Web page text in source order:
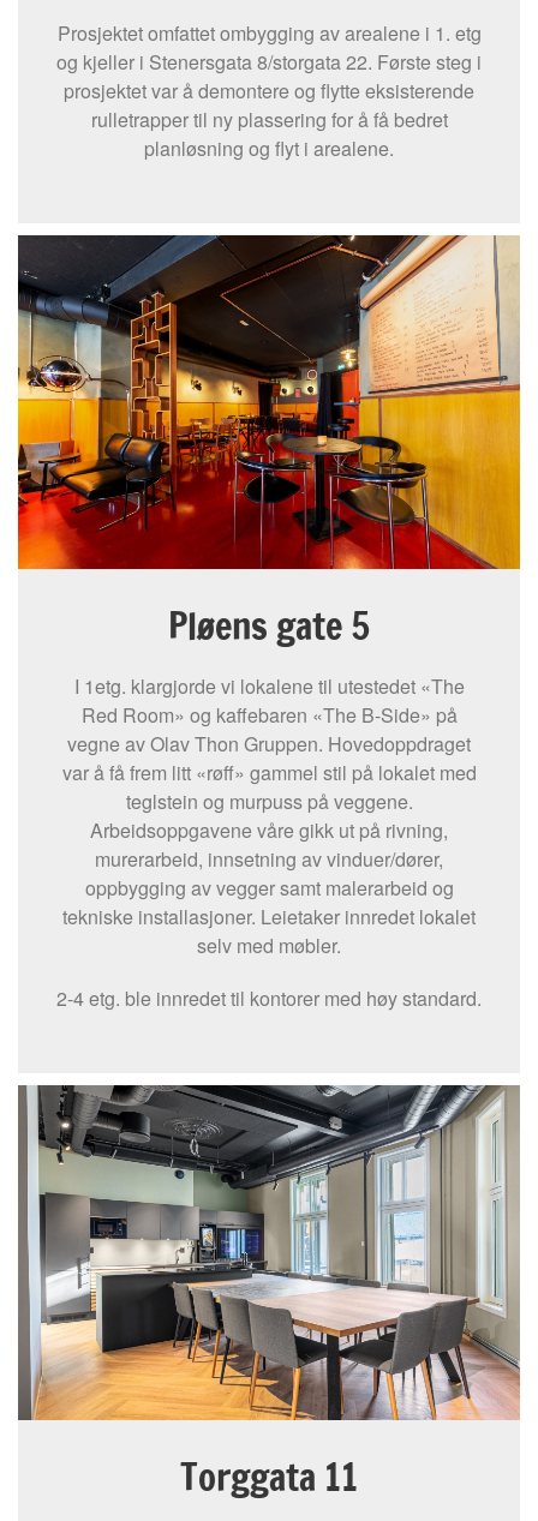
Prosjektet omfattet ombygging av arealene i 1. etg
og kjeller i Stenersgata 8/storgata 22. Første steg i
prosjektet var å demontere og flytte eksisterende
rulletrapper til ny plassering for å få bedret
planløsning og flyt i arealene.
Pløens gate 5
I 1etg. klargjorde vi lokalene til utestedet «The
Red Room» og kaffebaren «The B-Side» på
vegne av Olav Thon Gruppen. Hovedoppdraget
var å få frem litt «røff» gammel stil på lokalet med
teglstein og murpuss på veggene.
Arbeidsoppgavene våre gikk ut på rivning,
murerarbeid, innsetning av vinduer/dører,
oppbygging av vegger samt malerarbeid og
tekniske installasjoner. Leietaker innredet lokalet
selv med møbler.
2-4 etg. ble innredet til kontorer med høy standard.
Torggata 11